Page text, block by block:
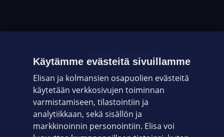
OHJEET JA VINKIT
OMAYHTEISÖ
VIANSELVITYS
ASIAKASPALVELU
Käytämme evästeitä sivuillamme
Elisan ja kolmansien osapuolien evästeitä
käytetään verkkosivujen toiminnan
varmistamiseen, tilastointiin ja
analytiikkaan, sekä sisällön ja
markkinoinnin personointiin. Elisa voi